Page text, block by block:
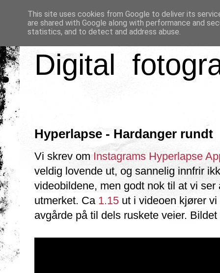
Digital
Hyperlapse - Hardanger rundt
Vi skrev om Instagrams Hyperlapse
veldig lovende ut, og sannelig innfrir
videobildene, men godt nok til at vi
utmerket. Ca 1.15 ut i videoen kjører
avgårde på til dels ruskete veier.
This site uses cookies from Google to deliver its
are shared with Google along with performance and
statistics, and to detect and address abuse.